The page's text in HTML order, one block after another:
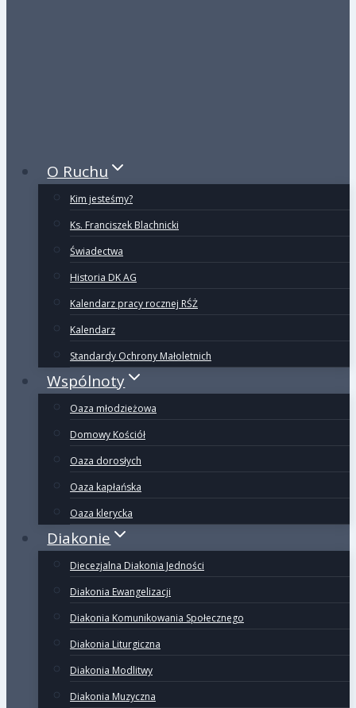
O Ruchu
Kim jesteśmy?
Ks. Franciszek Blachnicki
Świadectwa
Historia DK AG
Kalendarz pracy rocznej RŚŻ
Kalendarz
Standardy Ochrony Małoletnich
Wspólnoty
Oaza młodzieżowa
Domowy Kościół
Oaza dorosłych
Oaza kapłańska
Oaza klerycka
Diakonie
Diecezjalna Diakonia Jedności
Diakonia Ewangelizacji
Diakonia Komunikowania Społecznego
Diakonia Liturgiczna
Diakonia Modlitwy
Diakonia Muzyczna